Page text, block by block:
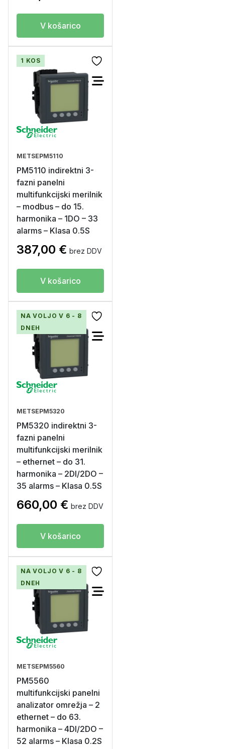
V košarico
1 KOS
METSEPM5110
PM5110 indirektni 3-
fazni panelni
multifunkcijski merilnik
– modbus – do 15.
harmonika – 1DO – 33
alarms – Klasa 0.5S
387,00 € brez DDV
V košarico
NA VOLJO V 6 - 8
DNEH
METSEPM5320
PM5320 indirektni 3-
fazni panelni
multifunkcijski merilnik
– ethernet – do 31.
harmonika – 2DI/2DO –
35 alarms – Klasa 0.5S
660,00 € brez DDV
V košarico
NA VOLJO V 6 - 8
DNEH
METSEPM5560
PM5560
multifunkcijski panelni
analizator omrežja – 2
ethernet – do 63.
harmonika – 4DI/2DO –
52 alarms – Klasa 0.2S